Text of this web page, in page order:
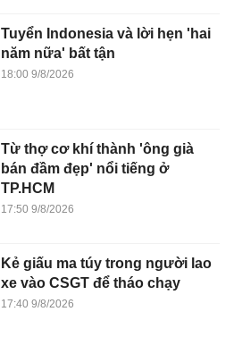
Tuyển Indonesia và lời hẹn 'hai
năm nữa' bất tận
18:00 9/8/2026
Từ thợ cơ khí thành 'ông già
bán đầm đẹp' nổi tiếng ở
TP.HCM
17:50 9/8/2026
Kẻ giấu ma túy trong người lao
xe vào CSGT để tháo chạy
17:40 9/8/2026